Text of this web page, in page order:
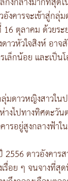
คารจะเข้าสู่กลุ่
ตุลาคม ด้วยระ
วหัวใจสิงห์ อาจสั
เล็กน้อย และเป็น
ลุ่มดาวหญิงสาวใ
งไปทางทิศตะวั
รอยู่สูงกลางฟ้าใ
ดาวอังคาร
รื่อย ๆ จนจางที่สุ